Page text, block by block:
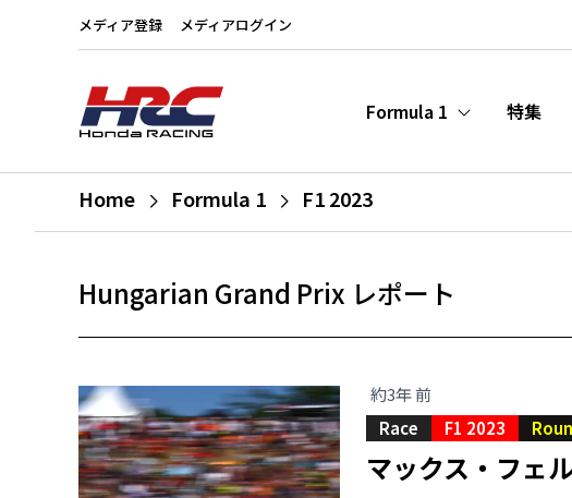
メディア登録 メディアログイン
Formula 1 特集
Home Formula 1 F1 2023
Hungarian Grand Prix レポート
約3年 前
Race
F1 2023
マックス・フェ